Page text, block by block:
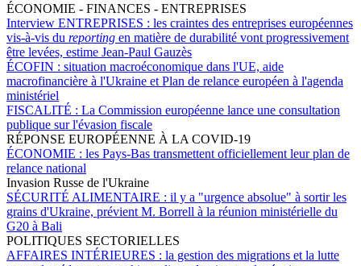
ÉCONOMIE - FINANCES - ENTREPRISES
Interview ENTREPRISES : les craintes des entreprises européennes
vis-à-vis du reporting en matière de durabilité vont progressivement
être levées, estime Jean-Paul Gauzès
ÉCOFIN : situation macroéconomique dans l'UE, aide
macrofinancière à l'Ukraine et Plan de relance européen à l'agenda
ministériel
FISCALITÉ : La Commission européenne lance une consultation
publique sur l'évasion fiscale
RÉPONSE EUROPÉENNE À LA COVID-19
ÉCONOMIE : les Pays-Bas transmettent officiellement leur plan de
relance national
Invasion Russe de l'Ukraine
SÉCURITÉ ALIMENTAIRE : il y a "urgence absolue" à sortir les
grains d'Ukraine, prévient M. Borrell à la réunion ministérielle du
G20 à Bali
POLITIQUES SECTORIELLES
AFFAIRES INTÉRIEURES : la gestion des migrations et la lutte